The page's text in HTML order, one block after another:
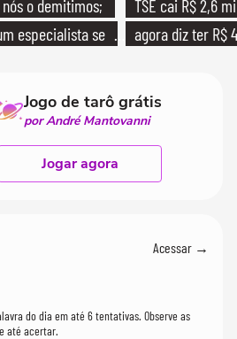
o demitimos;
especialista se
TSE cai R$ 2,6
agora diz ter R$
Jogo de tarô grátis
por André Mantovanni
Jogar agora
Acessar →
do dia em até 6 tentativas. Observe as
até acertar.